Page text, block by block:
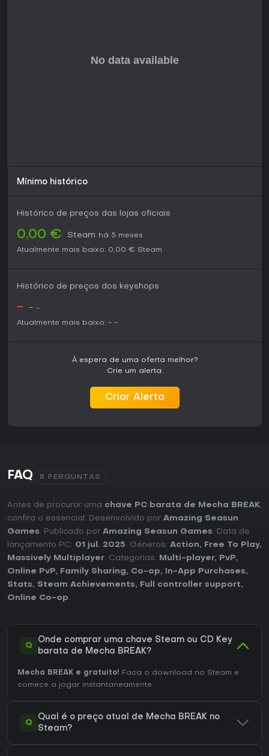
Mínimo histórico
Histórico de preços das lojas oficiais
0,00 € Steam
há 5 meses
Atualmente mais baixo: 0,00 € Steam
Histórico de preços dos keyshops
- - -
Atualmente mais baixo: - -
À espera de uma oferta melhor?
Crie um alerta.
Criar Alerta
FAQ 8 PERGUNTAS
Antes de procurar uma chave PC barata de Mecha BREAK,
confira o essencial. Desenvolvido por Amazing Seasun
Games. Publicado por Amazing Seasun Games. Data de
lançamento PC: 01 jul. 2025. Géneros: Action, Free To Play,
Massively Multiplayer. Categorias: Multi-player, PvP,
Online PvP, Family Sharing, Co-op, In-App Purchases,
Stats, Steam Achievements, Full controller support,
Online Co-op.
Q
Onde comprar uma chave Steam ou CD Key
barata de Mecha BREAK?
Mecha BREAK e gratuito! Faca o download no Steam e
comece a jogar instantaneamente.
Q
Qual é o preço atual de Mecha BREAK no
Steam?